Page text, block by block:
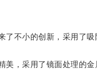
不小的创新，采用了吸
，采用了镜面处理的金